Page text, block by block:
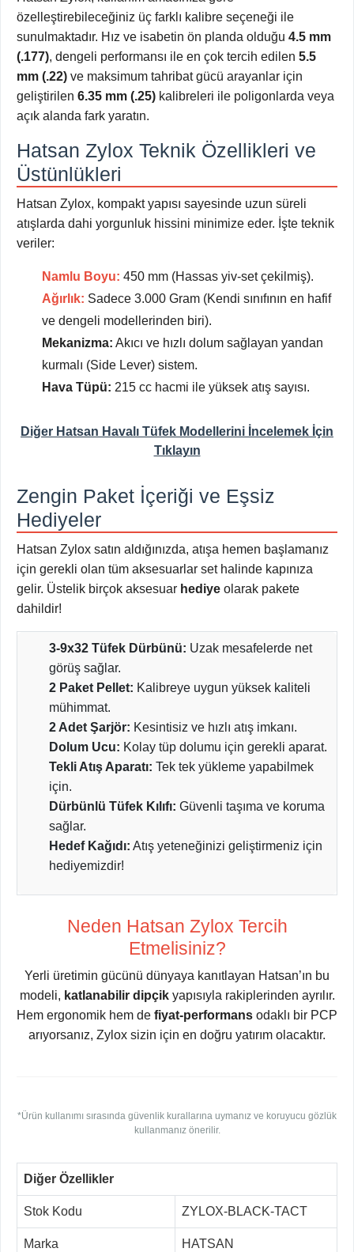
özelleştirebileceğiniz üç farklı kalibre seçeneği ile
sunulmaktadır. Hız ve isabetin ön planda olduğu 4.5 mm
(.177), dengeli performansı ile en çok tercih edilen 5.5
mm (.22) ve maksimum tahribat gücü arayanlar için
geliştirilen 6.35 mm (.25) kalibreleri ile poligonlarda veya
açık alanda fark yaratın.
Hatsan Zylox Teknik Özellikleri ve
Üstünlükleri
Hatsan Zylox, kompakt yapısı sayesinde uzun süreli
atışlarda dahi yorgunluk hissini minimize eder. İşte teknik
veriler:
Namlu Boyu: 450 mm (Hassas yiv-set çekilmiş).
Ağırlık: Sadece 3.000 Gram (Kendi sınıfının en hafif
ve dengeli modellerinden biri).
Mekanizma: Akıcı ve hızlı dolum sağlayan yandan
kurmalı (Side Lever) sistem.
Hava Tüpü: 215 cc hacmi ile yüksek atış sayısı.
Diğer Hatsan Havalı Tüfek Modellerini İncelemek İçin
Tıklayın
Zengin Paket İçeriği ve Eşsiz
Hediyeler
Hatsan Zylox satın aldığınızda, atışa hemen başlamanız
için gerekli olan tüm aksesuarlar set halinde kapınıza
gelir. Üstelik birçok aksesuar hediye olarak pakete
dahildir!
3-9x32 Tüfek Dürbünü: Uzak mesafelerde net
görüş sağlar.
2 Paket Pellet: Kalibreye uygun yüksek kaliteli
mühimmat.
2 Adet Şarjör: Kesintisiz ve hızlı atış imkanı.
Dolum Ucu: Kolay tüp dolumu için gerekli aparat.
Tekli Atış Aparatı: Tek tek yükleme yapabilmek
için.
Dürbünlü Tüfek Kılıfı: Güvenli taşıma ve koruma
sağlar.
Hedef Kağıdı: Atış yeteneğinizi geliştirmeniz için
hediyemizdir!
Neden Hatsan Zylox Tercih
Etmelisiniz?
Yerli üretimin gücünü dünyaya kanıtlayan Hatsan’ın bu
modeli, katlanabilir dipçikyapısıyla rakiplerinden ayrılır.
Hem ergonomik hem de fiyat-performans odaklı bir PCP
arıyorsanız, Zylox sizin için en doğru yatırım olacaktır.
*Ürün kullanımı sırasında güvenlik kurallarına uymanız ve koruyucu gözlük
kullanmanız önerilir.
Diğer Özellikler
Stok Kodu ZYLOX-BLACK-TACT
Marka HATSAN